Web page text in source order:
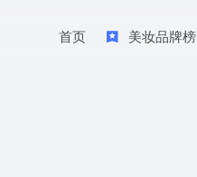
首页 美妆品牌榜